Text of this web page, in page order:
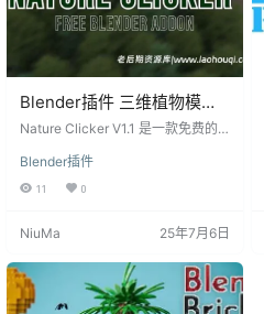
Blender插件 三维植物模型
资产预设 Nature Clicker
Nature Clicker V1.1 是一款免费的Bl
系统更多控制的自然资产放置功
能。无论是创建自然场景还是植物
环境，Nature Clicker V1.1都为用户
布置方式。 Blender插件主要特点 1.
1.1使植物模型的布置更为自由，用
户可以通过直观的界面和控制功能
轻松放置…
Blender插件
11 0
NiuMa 25年7月6日